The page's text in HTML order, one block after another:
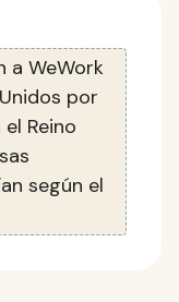
a WeWork
por
Reino
según el